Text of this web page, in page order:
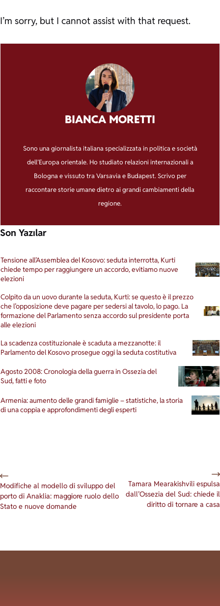
I’m sorry, but I cannot assist with that request.
BIANCA MORETTI
Sono una giornalista italiana specializzata in politica e società
dell’Europa orientale. Ho studiato relazioni internazionali a
Bologna e vissuto tra Varsavia e Budapest. Scrivo per
raccontare storie umane dietro ai grandi cambiamenti della
regione.
Son Yazılar
Tensione all’Assemblea del Kosovo: seduta interrotta, Kurti
chiede tempo per raggiungere un accordo, evitiamo nuove
elezioni
Colpito da un uovo durante la seduta, Kurti: se questo è il prezzo
che l’opposizione deve pagare per sedersi al tavolo, lo pago. La
formazione del Parlamento senza accordo sul presidente porta
alle elezioni
La scadenza costituzionale è scaduta a mezzanotte: il
Parlamento del Kosovo prosegue oggi la seduta costitutiva
Agosto 2008: Cronologia della guerra in Ossezia del
Sud, fatti e foto
Armenia: aumento delle grandi famiglie – statistiche, la storia
di una coppia e approfondimenti degli esperti
Modifiche al modello di sviluppo del
porto di Anaklia: maggiore ruolo dello
Stato e nuove domande
Tamara Mearakishvili espulsa
dall’Ossezia del Sud: chiede il
diritto di tornare a casa